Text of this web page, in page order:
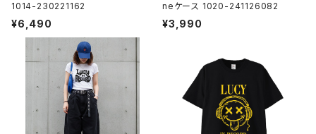
バッグ
アートワーク
フォトカード
1014-230221162
¥6,490
neケース 1020-241126082
¥3,990